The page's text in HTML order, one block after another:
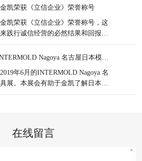
营发展的贡献水平。
金凯荣获《立信企业》荣誉称号
凯荣获《立信企业》荣誉称号，这
践行诚信经营的必然结果和回报，
员工的共同荣耀，可谓实至名归。
基，生存之本，是企业最宝贵的无2019年6月INTERMOLD Nagoya 名古屋日本模具展
年6月的INTERMOLD Nagoya 名
展。本展会有助于金凯了解日本当
展情况以及设备制造商的产品更新
的综合实力。
在线留言